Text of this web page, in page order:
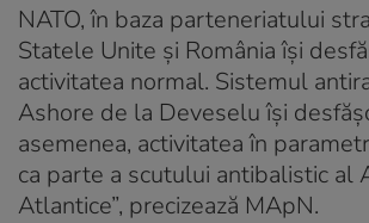
NATO, în baza parteneriatului
Statele Unite şi România îşi
activitatea normal. Sistemul
Ashore de la Deveselu îşi
asemenea, activitatea în
ca parte a scutului antibalistic al
Atlantice”, precizează MApN.